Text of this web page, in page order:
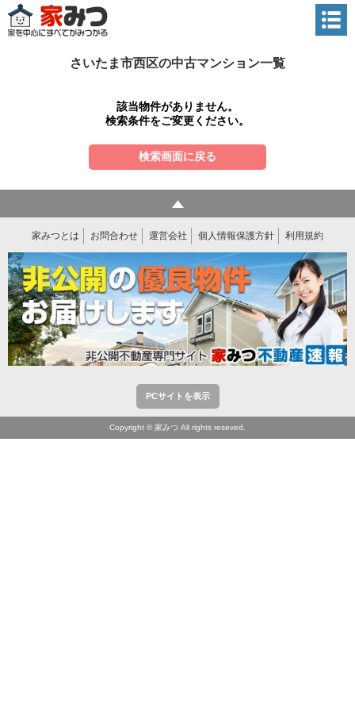
さいたま市西区の中古マンション一覧
該当物件がありません。
検索条件をご変更ください。
検索画面に戻る
家みつとは お問合わせ 運営会社 個人情報保護方針 利用規約
PCサイトを表示
Copyright © 家みつ All rights reseved.